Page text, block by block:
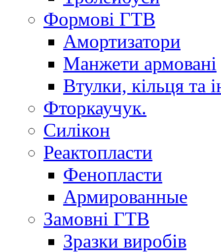
Формові ГТВ
Амортизатори
Манжети армовані
Втулки, кільця та
Фторкаучук.
Силікон
Реактопласти
Фенопласти
Армированные
Замовні ГТВ
Зразки виробів